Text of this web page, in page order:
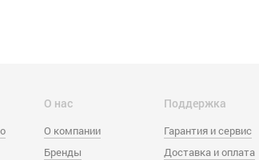
О нас
О компании
Бренды
Поддержка
Гарантия и сервис
Доставка и оплата